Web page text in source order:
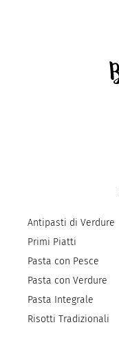
Antipasti di Verdure
Primi Piatti
Pasta con Pesce
Pasta con Verdure
Pasta Integrale
Risotti Tradizionali